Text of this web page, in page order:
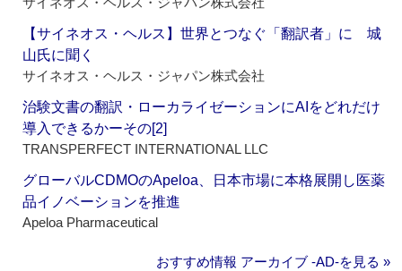
【サイネオス・ヘルス】世界とつなぐ「翻訳者」に 城
山氏に聞く
サイネオス・ヘルス・ジャパン株式会社
治験文書の翻訳・ローカライゼーションにAIをどれだけ
導入できるかーその[2]
TRANSPERFECT INTERNATIONAL LLC
グローバルCDMOのApeloa、日本市場に本格展開し医薬
品イノベーションを推進
Apeloa Pharmaceutical
おすすめ情報 アーカイブ ‐AD‐を見る »